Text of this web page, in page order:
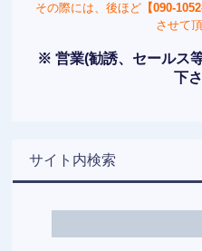
その際には、後ほど【090-
させて
※ 営業(勧誘、セールス
下さ
サイト内検索